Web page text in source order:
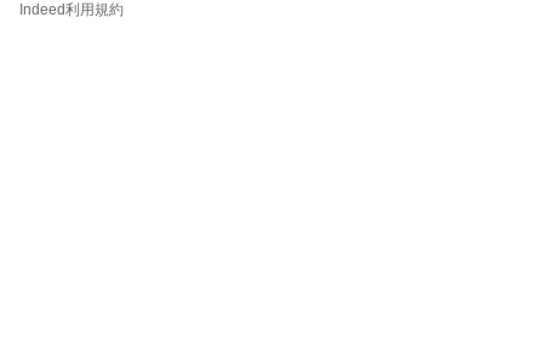
Indeed利用規約